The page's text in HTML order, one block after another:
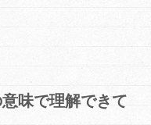
味で理解できて